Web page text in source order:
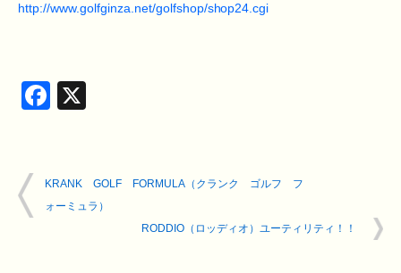
http://www.golfginza.net/golfshop/shop24.cgi
Facebook
KRANK GOLF FORMULA（クランク ゴルフ フ
ォーミュラ）
RODDIO（ロッディオ）ユーティリティ！！